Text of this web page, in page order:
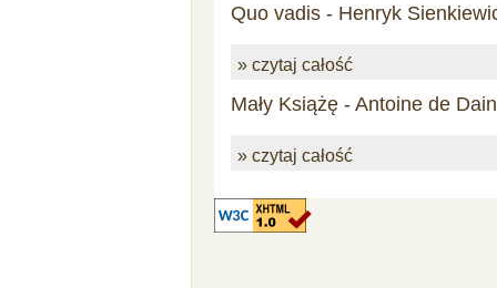
Quo vadis - Henryk
» czytaj całość
Mały Książę - Antoine de
» czytaj całość